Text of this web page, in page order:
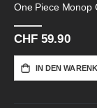
CHF 59.90
IN DEN